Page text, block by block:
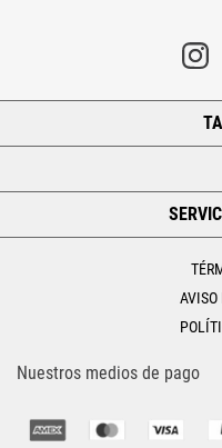
AVISO
Nuestros medios de pago